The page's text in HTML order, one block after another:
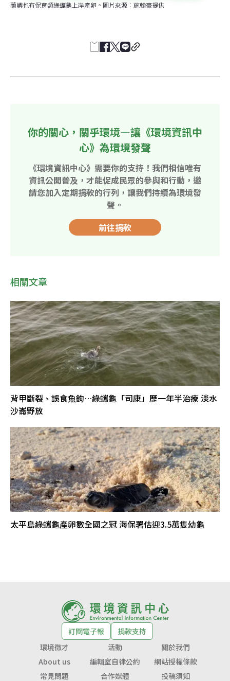
蘭嶼也有保育類綠蠵龜上岸產卵。圖片來源︰施翰豪提供
你的關心，關乎環境—讓《環境資訊中
心》為環境發聲
《環境資訊中心》需要你的支持！我們相信唯有
資訊公開普及，才能促成民眾的參與和行動，邀
請您加入定期捐款的行列，讓我們持續為環境發
聲。
前往捐款
相關文章
背甲斷裂、誤食魚鉤…綠蠵龜「司康」歷一年半治療 淡水
沙崙野放
太平島綠蠵龜產卵數全國之冠 海保署估迎3.5萬隻幼龜
訂閱電子報
捐款支持
環境徵才
活動
關於我們
About us
編輯室自律公約
網站授權條款
常見問題
合作媒體 投稿須知